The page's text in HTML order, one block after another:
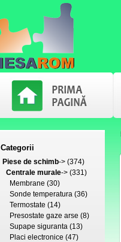
Categorii
Piese de schimb->(374)
Centrale murale->(331)
Membrane (30)
Sonde temperatura(36)
Termostate (14)
Presostate gaze arse (8)
Supape siguranta(13)
Placi electronice (47)